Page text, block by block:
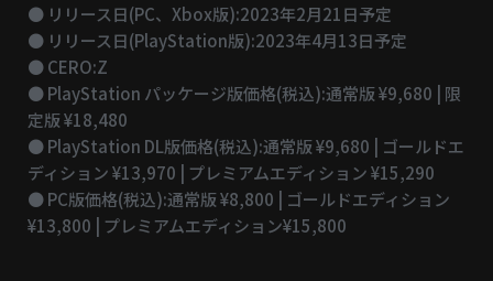
● リリース日(PC、Xbox版):2023年2月21日予定
● リリース日(PlayStation版):2023年4月13日予定
● CERO:Z
● PlayStation パッケージ版価格(税込):通常版 ¥9,680 | 限
定版 ¥18,480
● PlayStation DL版価格(税込):通常版 ¥9,680 | ゴールドエ
ディション ¥13,970 | プレミアムエディション ¥15,290
● PC版価格(税込):通常版 ¥8,800 | ゴールドエディション
¥13,800 | プレミアムエディション¥15,800